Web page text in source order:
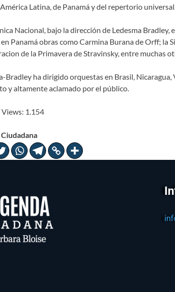
Latina, de Panamá y del repertorio
Nacional, bajo la dirección de Ledesma
Panamá obras como Carmina Burana de Orff; la
de la Primavera de Stravinsky, entre muchas
Bradley ha dirigido orquestas en Brasil,
y altamente aclamado por el público.
1.154